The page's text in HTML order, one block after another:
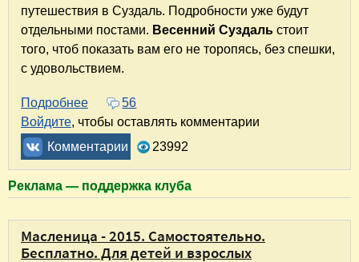
путешествия в Суздаль. Подробности уже будут
отдельными постами. Весенний Суздаль стоит
того, чтоб показать вам его не торопясь, без спешки,
с удовольствием.
Подробнее о Весенний Суздаль. Отчет о поездке на 8
56
Войдите, чтобы оставлять комментарии
Комментарии
23992
Реклама — поддержка клуба
Масленица - 2015. Самостоятельно.
Бесплатно. Для детей и взрослых